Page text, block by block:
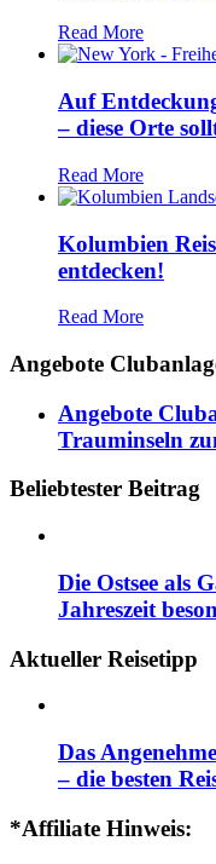
Read More
Auf
– diese Orte
Read More
Kolumbien
entdecken!
Read More
Angebote
Angebote
Trauminseln
Beliebtester Beitrag
Die Ostsee als
Jahreszeit
Aktueller Reisetipp
Das
– die besten
*Affiliate Hinweis: